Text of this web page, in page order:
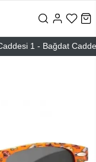
1 - Bağdat